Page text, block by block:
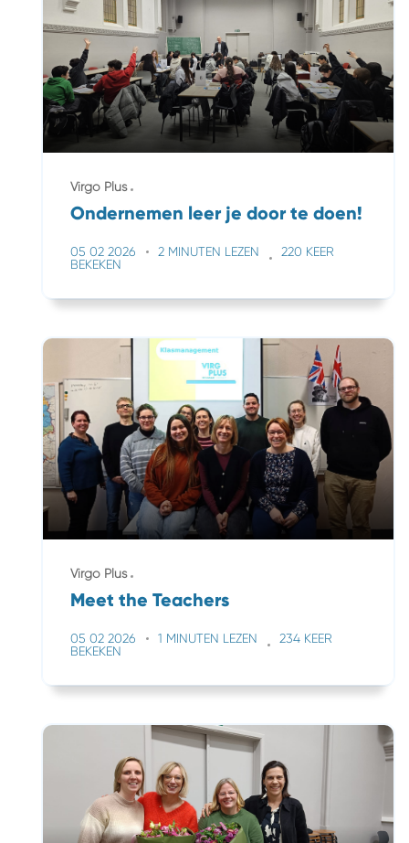
Virgo Plus
Ondernemen leer je door te doen!
05 02 2026 2 MINUTEN LEZEN
220 KEER
BEKEKEN
Virgo Plus
Meet the Teachers
05 02 2026 1 MINUTEN LEZEN
234 KEER
BEKEKEN